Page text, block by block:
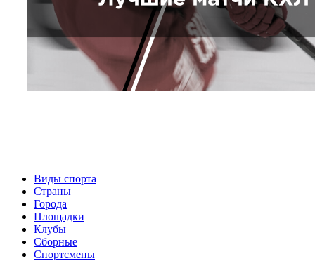
Виды спорта
Страны
Города
Площадки
Клубы
Сборные
Спортсмены